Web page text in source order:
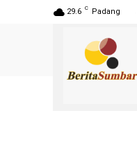
29.6 C Padang